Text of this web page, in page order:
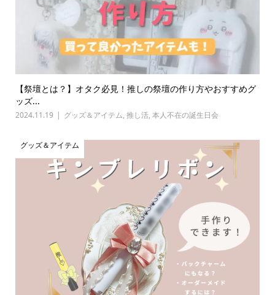
【祭壇とは？】オタク必見！推しの祭壇の作り方やおすすめグ
ッズ...
2024.11.19 グッズ＆アイテム, 推し活, 本人不在の誕生日会
グッズ＆アイテム